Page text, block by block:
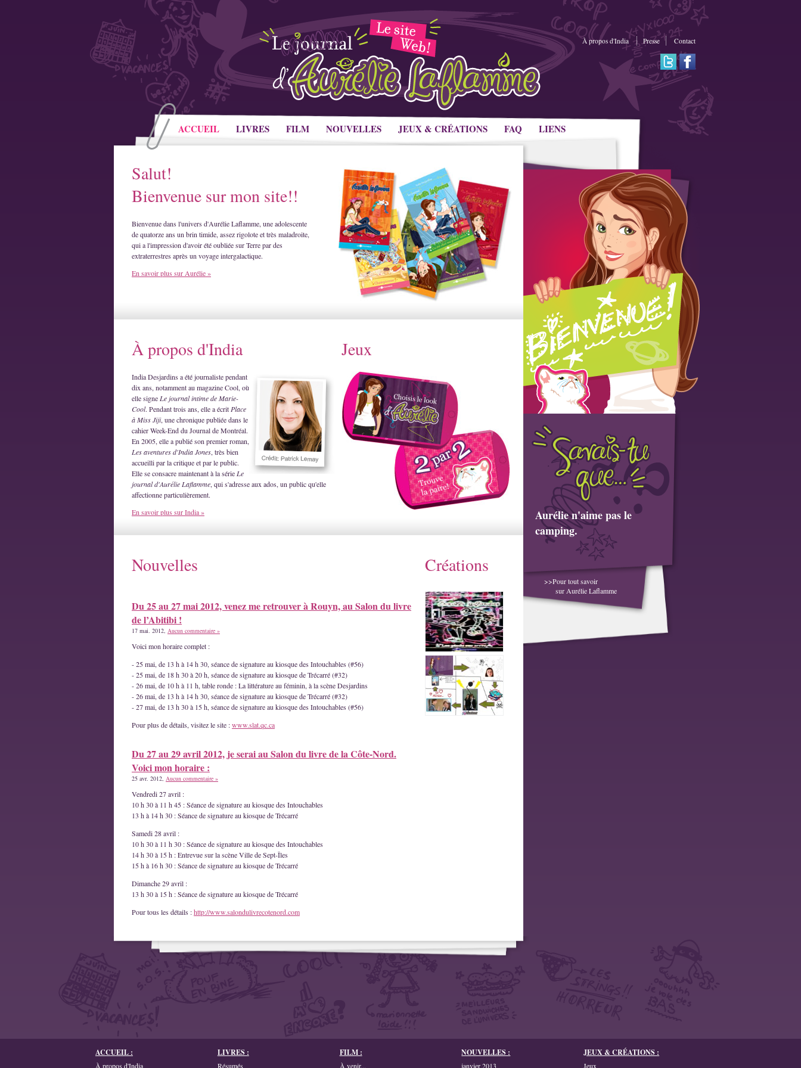
ACCUEIL LIVRES FILM NOUVELLES JEUX & CRÉATIONS FAQ LIENS
À propos d'India Presse Contact
Salut!
Bienvenue sur mon site!!
Bienvenue dans l'univers d'Aurélie Laflamme, une adolescente
de quatorze ans un brin timide, assez rigolote et très maladroite,
qui a l'impression d'avoir été oubliée sur Terre par des
extraterrestres après un voyage intergalactique.
En savoir plus sur Aurélie »
À propos d'India
India Desjardins a été journaliste pendant
dix ans, notamment au magazine Cool, où
elle signe Le journal intime de Marie-
Cool. Pendant trois ans, elle a écrit Place
à Miss Jiji, une chronique publiée dans le
cahier Week-End du Journal de Montréal.
En 2005, elle a publié son premier roman,
Les aventures d'India Jones, très bien
accueilli par la critique et par le public.
Elle se consacre maintenant à la série Le
journal d'Aurélie Laflamme, qui s'adresse aux ados, un public qu'elle
affectionne particulièrement.
En savoir plus sur India »
Jeux
Nouvelles
Du 25 au 27 mai 2012, venez me retrouver à Rouyn, au Salon du livre
de l’Abitibi !
17 mai. 2012, Aucun commentaire »
Voici mon horaire complet :
- 25 mai, de 13 h à 14 h 30, séance de signature au kiosque des Intouchables (#56)
- 25 mai, de 18 h 30 à 20 h, séance de signature au kiosque de Trécarré (#32)
- 26 mai, de 10 h à 11 h, table ronde : La littérature au féminin, à la scène Desjardins
- 26 mai, de 13 h à 14 h 30, séance de signature au kiosque de Trécarré (#32)
- 27 mai, de 13 h 30 à 15 h, séance de signature au kiosque des Intouchables (#56)
Pour plus de détails, visitez le site :www.slat.qc.ca
Du 27 au 29 avril 2012, je serai au Salon du livre de la Côte-Nord.
Voici mon horaire :
25 avr. 2012, Aucun commentaire »
Vendredi 27 avril :
10 h 30 à 11 h 45 : Séance de signature au kiosque des Intouchables
13 h à 14 h 30 : Séance de signature au kiosque de Trécarré
Samedi 28 avril :
10 h 30 à 11 h 30 : Séance de signature au kiosque des Intouchables
14 h 30 à 15 h : Entrevue sur la scène Ville de Sept-Îles
15 h à 16 h 30 : Séance de signature au kiosque de Trécarré
Dimanche 29 avril :
13 h 30 à 15 h : Séance de signature au kiosque de Trécarré
Pour tous les détails :http://www.salondulivrecotenord.com
Créations
Aurélie n'aime pas le
camping.
>>Pour tout savoir
sur Aurélie Laflamme
ACCUEIL :
À propos d'India
LIVRES :
Résumés
FILM :
À venir...
NOUVELLES :
janvier 2013
JEUX & CRÉATIONS :
Jeux